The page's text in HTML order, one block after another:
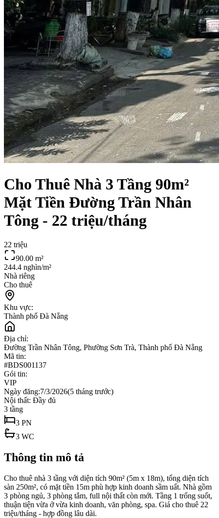
Cho Thuê Nhà 3 Tầng 90m²
Mặt Tiền Đường Trần Nhân
Tông - 22 triệu/tháng
22 triệu
90.00 m²
244.4 nghìn/m²
Nhà riêng
Cho thuê
Khu vực:
Thành phố Đà Nẵng
Địa chỉ:
Đường Trần Nhân Tông, Phường Sơn Trà, Thành phố Đà Nẵng
Mã tin:
#BDS001137
Gói tin:
VIP
Ngày đăng:7/3/2026(5 tháng trước)
Nội thất: Đầy đủ
3 tầng
3 PN
3 WC
Thông tin mô tả
Cho thuê nhà 3 tầng với diện tích 90m² (5m x 18m), tổng diện tích
sàn 250m², có mặt tiền 15m phù hợp kinh doanh sầm uất. Nhà gồm
3 phòng ngủ, 3 phòng tắm, full nội thất còn mới. Tầng 1 trống suốt,
thuận tiện vừa ở vừa kinh doanh, văn phòng, spa. Giá cho thuê 22
triệu/tháng - hợp đồng lâu dài.